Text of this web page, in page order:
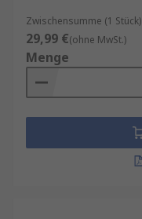
Zwischensumme (1 Stück)
29,99 €(ohne MwSt.)
Menge